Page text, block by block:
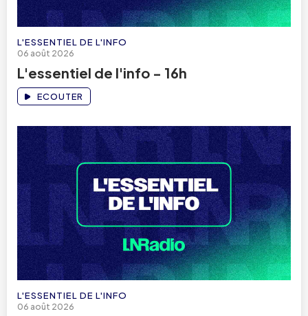
L'ESSENTIEL DE L'INFO
06 août 2026
L'essentiel de l'info - 16h
ECOUTER
L'ESSENTIEL DE L'INFO
06 août 2026